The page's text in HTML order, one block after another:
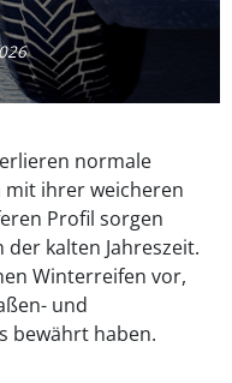
normale
mit ihrer weicheren
Profil sorgen
kalten Jahreszeit.
Winterreifen vor,
und
bewährt haben.